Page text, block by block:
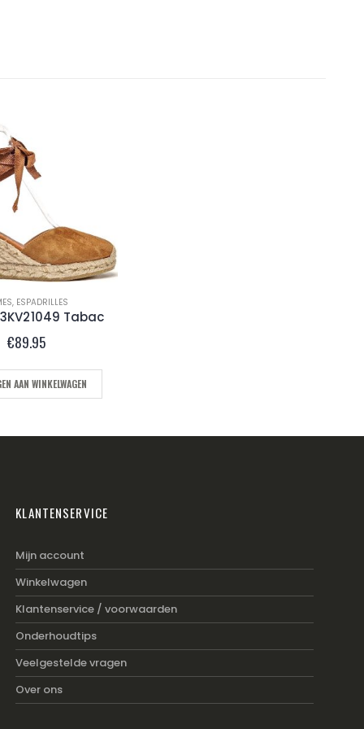
, ESPADRILLES
Tabac
€89.95
AAN WINKELWAGEN
KLANTENSERVICE
Mijn account
Winkelwagen
Klantenservice / voorwaarden
Onderhoudtips
Veelgestelde vragen
Over ons